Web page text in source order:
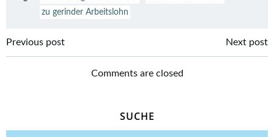
zu gerinder Arbeitslohn
Beitragsnavigation
Previous post Next post
Comments are closed
SUCHE